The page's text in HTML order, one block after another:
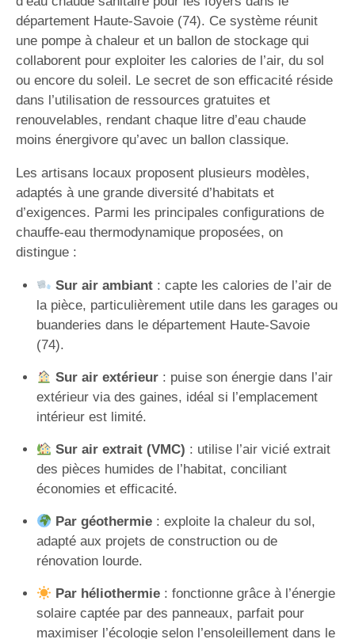
département Haute-Savoie (74). Ce système réunit
une pompe à chaleur et un ballon de stockage qui
collaborent pour exploiter les calories de l’air, du sol
ou encore du soleil. Le secret de son efficacité réside
dans l’utilisation de ressources gratuites et
renouvelables, rendant chaque litre d’eau chaude
moins énergivore qu’avec un ballon classique.
Les artisans locaux proposent plusieurs modèles,
adaptés à une grande diversité d’habitats et
d’exigences. Parmi les principales configurations de
chauffe-eau thermodynamique proposées, on
distingue :
Sur air ambiant: capte les calories de l’air de
la pièce, particulièrement utile dans les garages ou
buanderies dans le département Haute-Savoie
(74).
Sur air extérieur: puise son énergie dans l’air
extérieur via des gaines, idéal si l’emplacement
intérieur est limité.
Sur air extrait (VMC) : utilise l’air vicié extrait
des pièces humides de l’habitat, conciliant
économies et efficacité.
Par géothermie: exploite la chaleur du sol,
adapté aux projets de construction ou de
rénovation lourde.
Par héliothermie: fonctionne grâce à l’énergie
solaire captée par des panneaux, parfait pour
maximiser l’écologie selon l’ensoleillement dans le